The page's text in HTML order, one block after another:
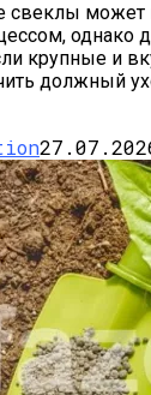
может
однако
крупные и
должный